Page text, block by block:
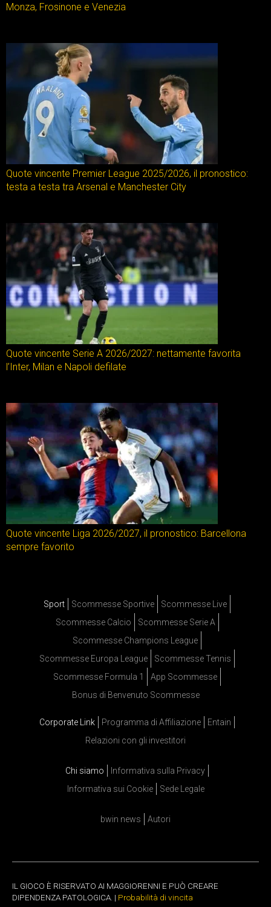
Monza, Frosinone e Venezia
Quote vincente Premier League 2025/2026, il pronostico:
testa a testa tra Arsenal e Manchester City
Quote vincente Serie A 2026/2027: nettamente favorita
l’Inter, Milan e Napoli defilate
Quote vincente Liga 2026/2027, il pronostico: Barcellona
sempre favorito
Sport Scommesse Sportive
Scommesse Live
Scommesse Calcio
Scommesse Serie A
Scommesse Champions League
Scommesse Europa League
Scommesse Tennis
Scommesse Formula 1
App Scommesse
Bonus di Benvenuto Scommesse
Corporate Link Programma di Affiliazione
Entain
Relazioni con gli investitori
Chi siamo
Informativa sulla Privacy
Informativa sui Cookie
Sede Legale
bwin news Autori
IL GIOCO È RISERVATO AI MAGGIORENNI E PUÒ CREARE
DIPENDENZA PATOLOGICA. | Probabilità di vincita